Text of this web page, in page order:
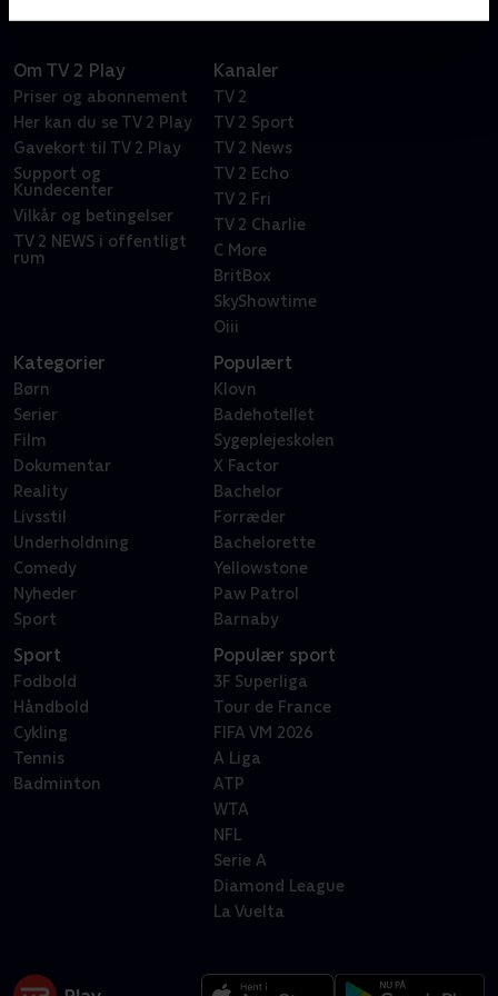
Om TV 2 Play
Priser og abonnement
Her kan du se TV 2 Play
Gavekort til TV 2 Play
Support og
Kundecenter
Vilkår og betingelser
TV 2 NEWS i offentligt
rum
Kanaler
TV 2
TV 2 Sport
TV 2 News
TV 2 Echo
TV 2 Fri
TV 2 Charlie
C More
BritBox
SkyShowtime
Oiii
Kategorier
Børn
Serier
Film
Dokumentar
Reality
Livsstil
Underholdning
Comedy
Nyheder
Sport
Populært
Klovn
Badehotellet
Sygeplejeskolen
X Factor
Bachelor
Forræder
Bachelorette
Yellowstone
Paw Patrol
Barnaby
Sport
Fodbold
Håndbold
Cykling
Tennis
Badminton
Populær sport
3F Superliga
Tour de France
FIFA VM 2026
A Liga
ATP
WTA
NFL
Serie A
Diamond League
La Vuelta